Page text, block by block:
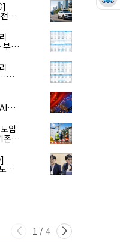
자
부족
입
존
와
1 / 4